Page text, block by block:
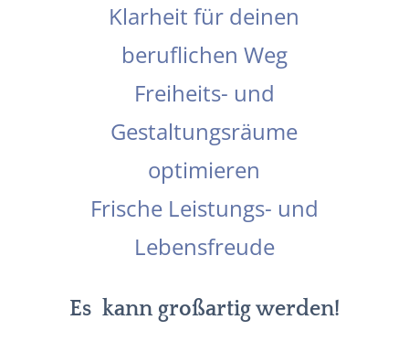
Klarheit für deinen
beruflichen Weg
Freiheits- und
Gestaltungsräume
optimieren
Frische Leistungs- und
Lebensfreude
Es kann großartig werden!